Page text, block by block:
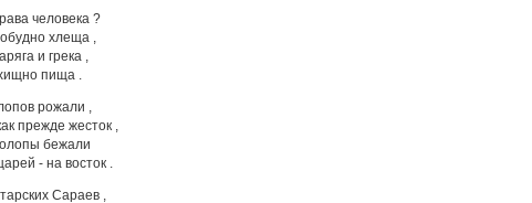
человека ?
хлеща ,
и грека ,
пища .
рожали ,
прежде жесток ,
бежали
- на восток .
Сараев ,